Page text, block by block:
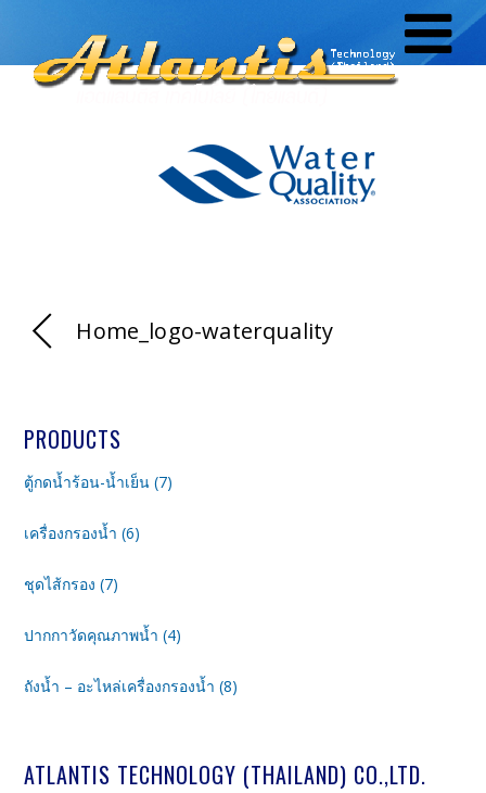
Home_logo-waterquality
PRODUCTS
ตู้กดน้ำร้อน-น้ำเย็น (7)
เครื่องกรองน้ำ (6)
ชุดไส้กรอง (7)
ปากกาวัดคุณภาพน้ำ (4)
ถังน้ำ – อะไหล่เครื่องกรองน้ำ (8)
ATLANTIS TECHNOLOGY (THAILAND) CO.,LTD.